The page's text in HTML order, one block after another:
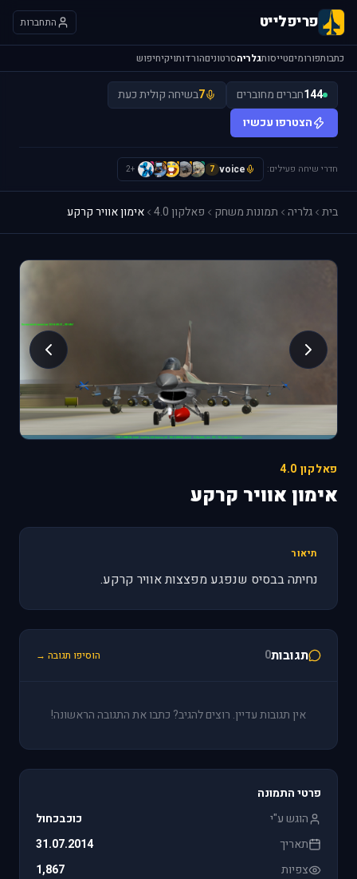
פריפלייט התחברות
כתבותפורומיםטייסותגלריהסרטוניםהורדותויקיחיפוש
144חברים מחוברים 7בשיחה קולית כעת
הצטרפו עכשיו
חדרי שיחה פעילים: voice
7
H
I
I
L
L
+2
בית גלריה תמונות משחק פאלקון 4.0 אימון אוויר קרקע
פאלקון 4.0
אימון אוויר קרקע
תיאור
נחיתה בבסיס שנפגע מפצצות אוויר קרקע.
תגובות0 הוסיפו תגובה →
אין תגובות עדיין. רוצים להגיב? כתבו את התגובה הראשונה!
פרטי התמונה
הוגש ע"י
כוכבכחול
תאריך
31.07.2014
צפיות
1,867